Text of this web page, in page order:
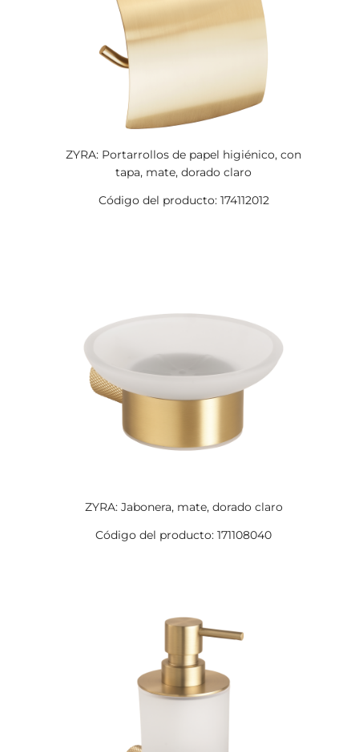
ZYRA: Portarrollos de papel higiénico, con
tapa, mate, dorado claro
Código del producto: 174112012
ZYRA: Jabonera, mate, dorado claro
Código del producto: 171108040